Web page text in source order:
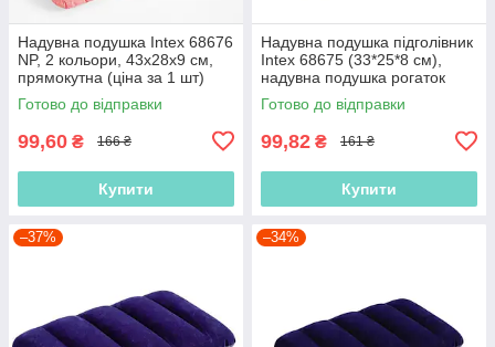
Надувна подушка Intex 68676
NP, 2 кольори, 43х28х9 см,
прямокутна (ціна за 1 шт)
Готово до відправки
99,60 ₴ 166 ₴
Купити
Надувна подушка підголівник
Intex 68675 (33*25*8 см),
надувна подушка рогаток
Готово до відправки
99,82 ₴ 161 ₴
Купити
–37% –34%